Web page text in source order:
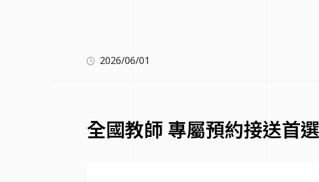
2026/06/01
全國教師 專屬預約接送首選